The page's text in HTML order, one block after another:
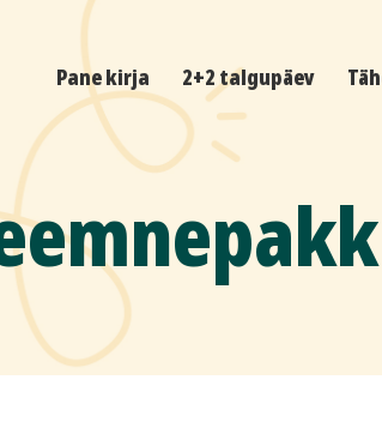
Pane kirja 2+2 talgupäev